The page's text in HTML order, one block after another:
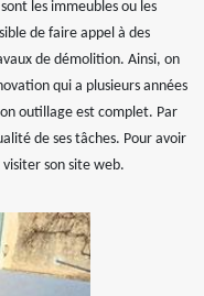
les immeubles ou les
de faire appel à des
de démolition. Ainsi, on
qui a plusieurs années
outillage est complet. Par
de ses tâches. Pour avoir
son site web.